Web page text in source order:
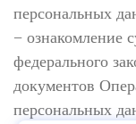
персональных
− ознакомление
федерального
документов
персональных